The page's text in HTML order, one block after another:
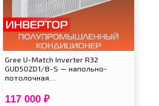
Gree U-Match Inverter R32
GUD50ZD1/B-S — напольно-
потолочная…
117 000 ₽